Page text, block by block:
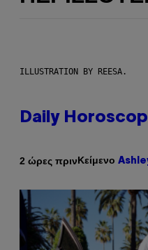
ILLUSTRATION BY REESA.
Daily
2 ώρες πρινΚείμενο